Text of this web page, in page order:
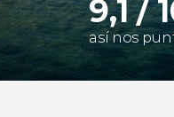
9,1 /
así nos